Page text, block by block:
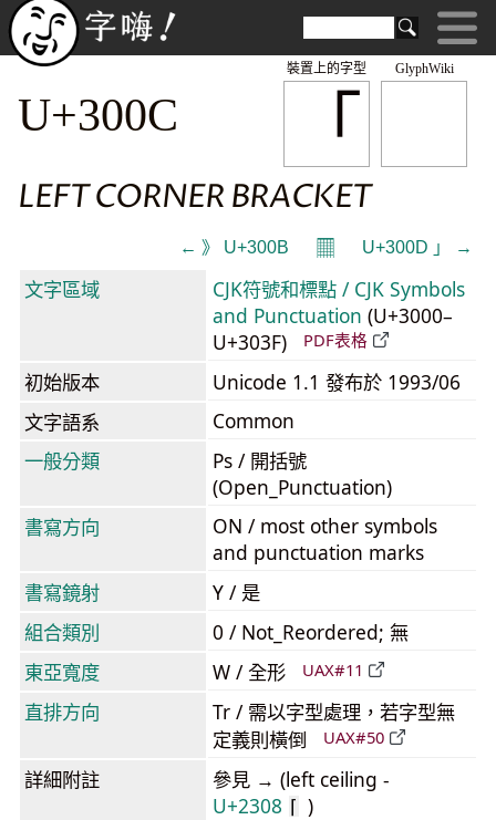
GlyphWiki
「
裝置上的字型
U+300C
LEFT CORNER BRACKET
← 》 U+300B 𝄜 U+300D 」 →
文字區域
CJK符號和標點 / CJK Symbols
and Punctuation (U+3000–
U+303F)
PDF表格
初始版本
Unicode 1.1 發布於 1993/06
文字語系
Common
一般分類
Ps / 開括號
(Open_Punctuation)
書寫方向
ON / most other symbols
and punctuation marks
書寫鏡射
Y / 是
組合類別
0 / Not_Reordered; 無
東亞寬度
W / 全形 UAX#11
直排方向
Tr / 需以字型處理，若字型無
定義則橫倒
UAX#50
詳細附註
參見 → (left ceiling -
U+2308
⌈ )